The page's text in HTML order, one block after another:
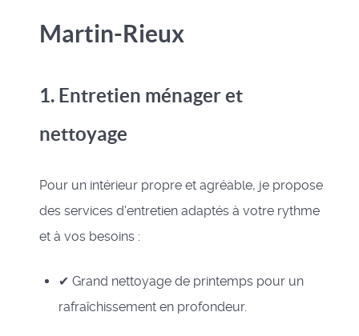
Martin-Rieux
1. Entretien ménager et
nettoyage
Pour un intérieur propre et agréable, je propose
des services d'entretien adaptés à votre rythme
et à vos besoins :
✔ Grand nettoyage de printemps pour un
rafraîchissement en profondeur.